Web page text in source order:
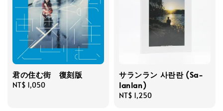
君の住む街 復刻版
Regular
NT$ 1,050
サランラン 사란란 (Sa-
lanlan)
Regular
NT$ 1,250